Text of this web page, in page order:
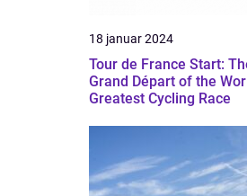
18 januar 2024
Tour de France Start:
Grand Départ of the
Greatest Cycling Race